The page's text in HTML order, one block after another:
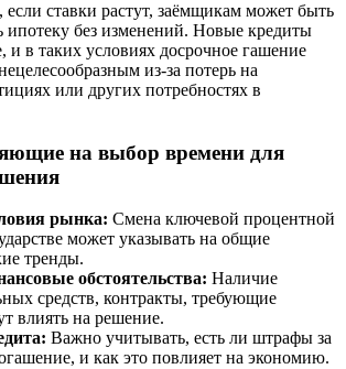
ставки растут, заёмщикам может быть
ипотеку без изменений. Новые кредиты
и в таких условиях досрочное гашение
из-за потерь на
или других потребностях в
на выбор времени для
рынка: Смена ключевой процентной
может указывать на общие
тренды.
обстоятельства: Наличие
средств, контракты, требующие
влиять на решение.
Важно учитывать, есть ли штрафы за
и как это повлияет на экономию.